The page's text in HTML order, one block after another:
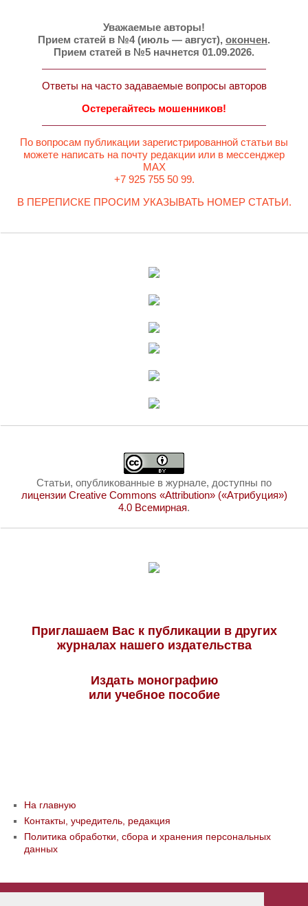
Уважаемые авторы!
Прием статей в №4 (июль — август), окончен.
Прием статей в №5 начнется 01.09.2026.
Ответы на часто задаваемые вопросы авторов
Остерегайтесь мошенников!
По вопросам публикации зарегистрированной статьи вы
можете написать на почту редакции или в мессенджер
MAX
+7 925 755 50 99.
В ПЕРЕПИСКЕ ПРОСИМ УКАЗЫВАТЬ НОМЕР СТАТЬИ.
Статьи, опубликованные в журнале, доступны по
лицензии Creative Commons «Attribution» («Атрибуция»)
4.0 Всемирная.
Приглашаем Вас к публикации в других
журналах нашего издательства
Издать монографию
или учебное пособие
На главную
Контакты, учредитель, редакция
Политика обработки, сбора и хранения персональных
данных